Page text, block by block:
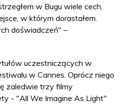
w Bugu wiele cech,
w którym dorastałem.
doświadczeń" –
uczestniczących w
w Cannes. Oprócz niego
zaledwie trzy filmy
- "All We Imagine As Light"